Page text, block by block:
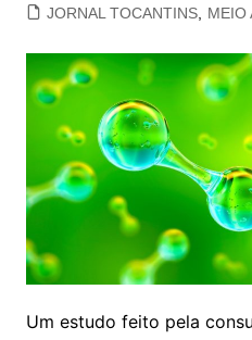
JORNAL TOCANTINS, MEIO
Um estudo feito pela